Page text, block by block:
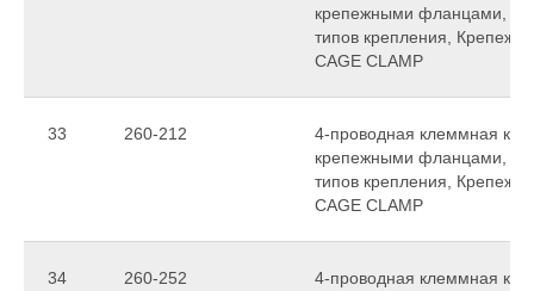
крепежными фланцами,
типов крепления,
CAGE CLAMP
33 260-212
4-проводная клеммная
крепежными фланцами,
типов крепления,
CAGE CLAMP
34 260-252
4-проводная клеммная